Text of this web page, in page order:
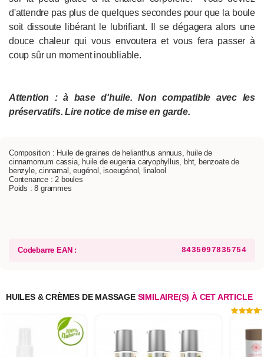
d'attendre pas plus de quelques secondes pour que la boule
soit dissoute libérant le lubrifiant. Il se dégagera alors une
douce chaleur qui vous envoutera et vous fera passer à
coup sûr un moment inoubliable.
Attention : à base d'huile. Non compatible avec les
préservatifs.Lire notice de mise en garde.
Composition : Huile de graines de helianthus annuus, huile de
cinnamomum cassia, huile de eugenia caryophyllus, bht, benzoate de
benzyle, cinnamal, eugénol, isoeugénol, linalool
Contenance : 2 boules
Poids : 8 grammes
Codebarre EAN : 8435097835754
HUILES & CRÈMES DE MASSAGESIMILAIRE(S) À CET ARTICLE